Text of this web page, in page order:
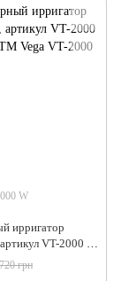
W
ирригатор
VT-2000 W
грн